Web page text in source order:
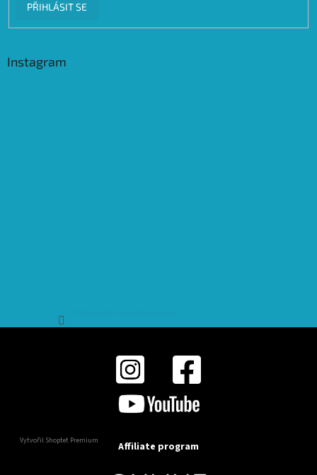
PŘIHLÁSIT SE
Instagram
Vytvořil Shoptet Premium Affiliate program